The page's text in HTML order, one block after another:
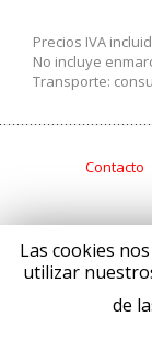
Precios IVA
No incluye
Transporte:
Contacto
Las cookies
utilizar
de